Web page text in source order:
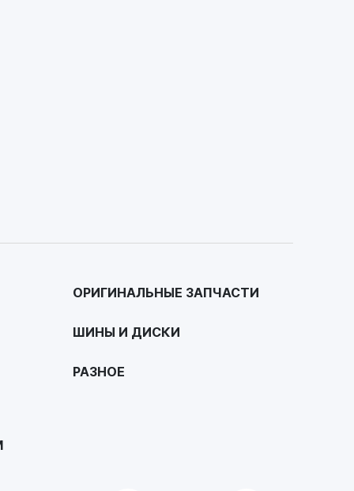
ОРИГИНАЛЬНЫЕ ЗАПЧАСТИ
ШИНЫ И ДИСКИ
РАЗНОЕ